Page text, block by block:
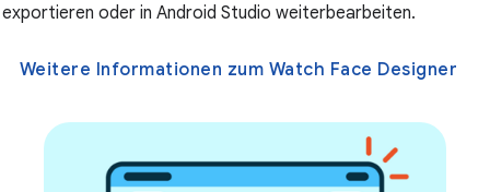
exportieren oder in Android Studio weiterbearbeiten.
Weitere Informationen zum Watch Face Designer